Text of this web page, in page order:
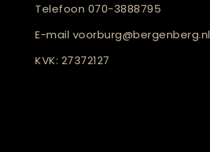
Telefoon 070-3888795
E-mail voorburg@bergenberg.nl
KVK: 27372127